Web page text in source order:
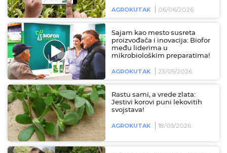
AGROKUTAK 06/06/2026
Sajam kao mesto susreta
proizvođača i inovacija: Biofor
među liderima u
mikrobiološkim preparatima!
AGROKUTAK 23/05/2026
Rastu sami, a vrede zlata:
Jestivi korovi puni lekovitih
svojstava!
AGROKUTAK 18/05/2026